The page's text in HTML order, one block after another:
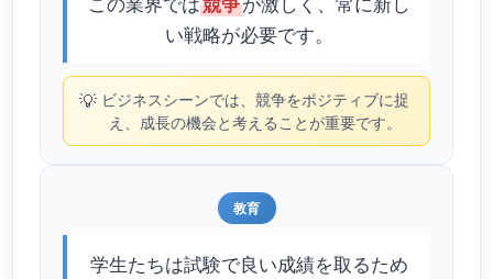
い戦略が必要です。
💡 ビジネスシーンでは、競争をポジティブに捉
え、成長の機会と考えることが重要です。
教育
学生たちは試験で良い成績を取るため